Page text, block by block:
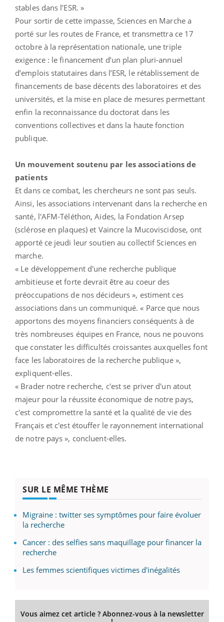
stables dans l’ESR. »
Pour sortir de cette impasse, Sciences en Marche a
porté sur les routes de France, et transmettra ce 17
octobre à la représentation nationale, une triple
exigence : le financement d’un plan pluri-annuel
d’emplois statutaires dans l’ESR, le rétablissement de
financements de base décents des laboratoires et des
universités, et la mise en place de mesures permettant
enfin la reconnaissance du doctorat dans les
conventions collectives et dans la haute fonction
publique.
Un mouvement soutenu par les associations de
patients
Et dans ce combat, les chercheurs ne sont pas seuls.
Ainsi, les associations intervenant dans la recherche en
santé, l'AFM-Téléthon, Aides, la Fondation Arsep
(sclérose en plaques) et Vaincre la Mucoviscidose, ont
apporté ce jeudi leur soutien au collectif Sciences en
marche.
« Le développement d'une recherche publique
ambitieuse et forte devrait être au coeur des
préoccupations de nos décideurs », estiment ces
associations dans un communiqué. « Parce que nous
apportons des moyens financiers conséquents à de
très nombreuses équipes en France, nous ne pouvons
que constater les difficultés croissantes auxquelles font
face les laboratoires de la recherche publique »,
expliquent-elles.
« Brader notre recherche, c'est se priver d'un atout
majeur pour la réussite économique de notre pays,
c'est compromettre la santé et la qualité de vie des
Français et c'est étouffer le rayonnement international
de notre pays », concluent-elles.
SUR LE MÊME THÈME
Migraine : twitter ses symptômes pour faire évoluer
la recherche
Cancer : des selfies sans maquillage pour financer la
recherche
Les femmes scientifiques victimes d'inégalités
Vous aimez cet article ? Abonnez-vous à la newsletter